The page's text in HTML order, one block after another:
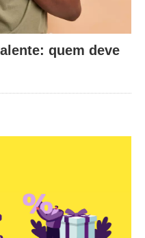
quem deve